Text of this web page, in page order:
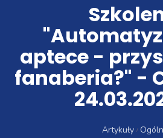
aptece -
fanaberia?" -
Artykuły